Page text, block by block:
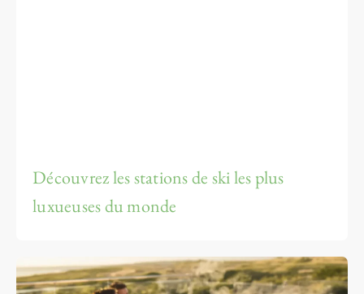
Découvrez les stations de ski les plus
luxueuses du monde